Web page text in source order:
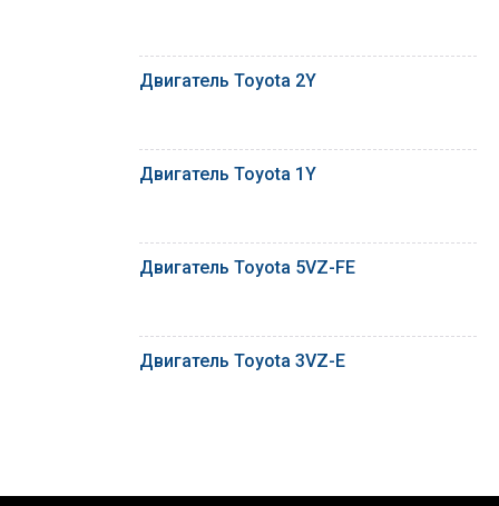
Двигатель Toyota 2Y
Двигатель Toyota 1Y
Двигатель Toyota 5VZ-FE
Двигатель Toyota 3VZ-E